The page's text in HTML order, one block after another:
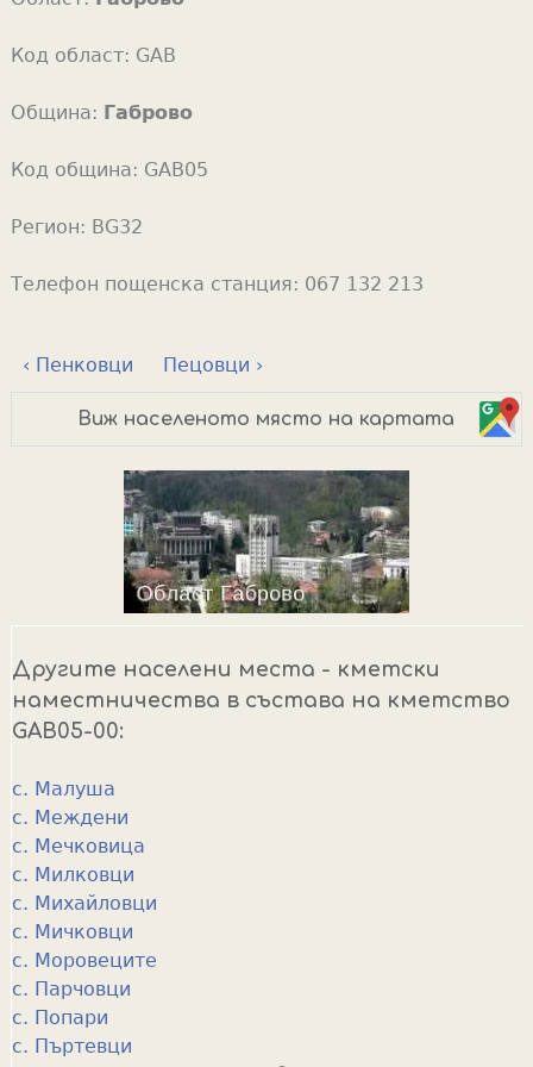
Код област: GAB
Община: Габрово
Код община: GAB05
Регион: BG32
Телефон пощенска станция: 067 132 213
‹ Пенковци Пецовци ›
Виж населеното място на картата
Другите населени места - кметски
наместничества в състава на кметство
GAB05-00:
с. Малуша
с. Междени
с. Мечковица
с. Милковци
с. Михайловци
с. Мичковци
с. Моровеците
с. Парчовци
с. Попари
с. Пъртевци